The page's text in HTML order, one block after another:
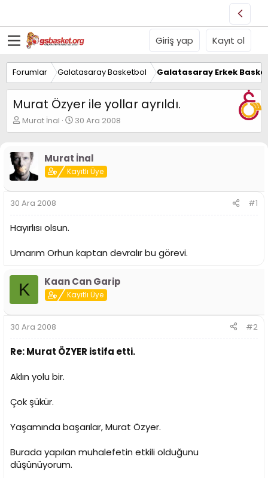
Giriş yap Kayıt ol
Forumlar Galatasaray Basketbol Galatasaray Erkek
Murat Özyer ile yollar ayrıldı.
K
o
u
y
u
B
a
ş
l
a
a
n
Murat İnal
B
a
a
n
ı
t
h
30 Ara 2008
Murat İnal
Kayıtlı Üye
30 Ara 2008 #1
Hayırlısı olsun.
Umarım Orhun kaptan devralır bu görevi.
K Kaan Can Garip
Kayıtlı Üye
30 Ara 2008 #2
Re: Murat ÖZYER istifa etti.
Aklın yolu bir.
Çok şükür.
Yaşamında başarılar, Murat Özyer.
Burada yapılan muhalefetin etkili olduğunu
düşünüyorum.